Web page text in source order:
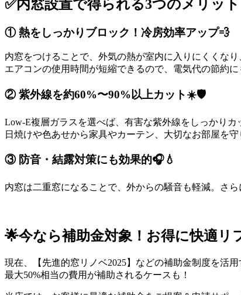
✅内窓設置で得られる3つのメリット
① 熱をしっかりブロック！冷房効率アップ💨
内窓をつけることで、外気の熱が室内に入りにくくなり
エアコンの使用時間が短縮できるので、電気代の節約
② 紫外線を約60%〜90%以上カット☀️🛡️
Low-E複層ガラスを選べば、有害な紫外線をしっかりカ
日焼けや色あせから家具やカーテン、大切なお部屋を守
③ 防音・結露対策にも効果的🎧💧
内窓は二重窓になることで、外からの騒音も軽減。さ
🌟今なら補助金対象！お得に快適リ
現在、【先進的窓リノベ2025】などの補助金制度を活用
最大50%相当の費用が補助されるケースも！